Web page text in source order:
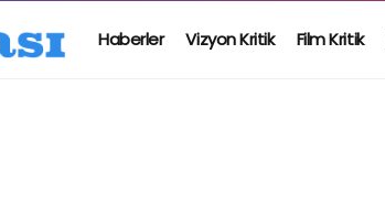
Haberler Vizyon Kritik Film Kritik